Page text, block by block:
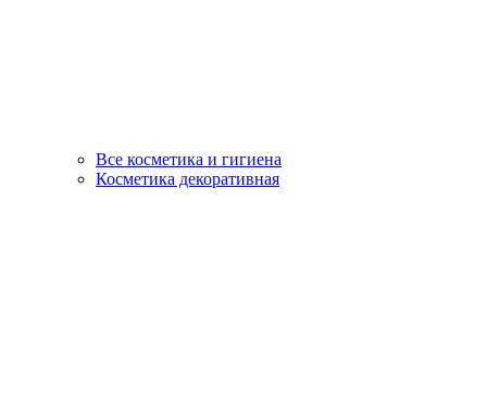
Все косметика и гигиена
Косметика декоративная